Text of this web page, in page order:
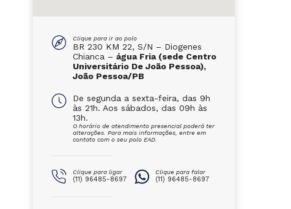
Clique para ir ao polo
BR 230 KM 22, S/N – Diogenes
Chianca – água Fria (sede Centro
Universitário De João Pessoa),
João Pessoa/PB
De segunda a sexta-feira, das 9h
às 21h. Aos sábados, das 09h às
13h.
O horário de atendimento presencial poderá ter
alterações. Para mais informações, entre em
contato com o seu polo EAD.
Clique para ligar
(11) 96485-8697
Clique para falar
(11) 96485-8697